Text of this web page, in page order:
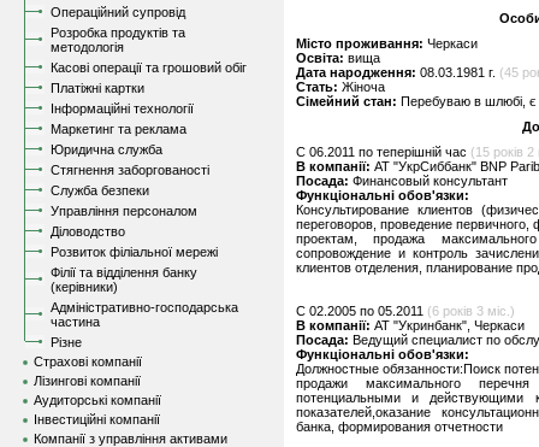
Операційний супровід
Розробка продуктів та
методологія
Касові операції та грошовий обіг
Платіжні картки
Інформаційні технології
Маркетинг та реклама
Юридична служба
Стягнення заборгованості
Служба безпеки
Управління персоналом
Діловодство
Розвиток філіальної мережі
Філії та відділення банку
(керівники)
Адміністративно-господарська
частина
Різне
Страхові компанії
Лізингові компанії
Аудиторські компанії
Інвестиційні компанії
Компанії з управління активами
Місто проживання: Черкаси
Освіта: вища
Дата народження: 08.03.1981 г. (45
Стать: Жіноча
Сімейний стан: Перебуваю в шлюбі, є
C 06.2011 по теперішній час (15 років 2
В компанії: АТ "УкрСиббанк" BNP
Посада: Финансовый консультант
Функціональні обов'язки:
Консультирование клиентов
переговоров, проведение
проектам, продажа
сопровождение и контроль
клиентов отделения, планирование
C 02.2005 по 05.2011 (6 років 3 міс.)
В компанії: АТ "Укринбанк", Черкаси
Посада: Ведущий специалист по
Функціональні обов'язки:
Должностные обязанности:Поиск
продажи максимального
потенциальными и действующими
показателей,оказание
банка, формирования отчетности